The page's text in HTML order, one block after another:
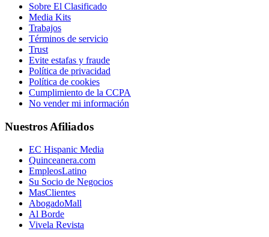
Sobre El Clasificado
Media Kits
Trabajos
Términos de servicio
Trust
Evite estafas y fraude
Política de privacidad
Política de cookies
Cumplimiento de la CCPA
No vender mi información
Nuestros Afiliados
EC Hispanic Media
Quinceanera.com
EmpleosLatino
Su Socio de Negocios
MasClientes
AbogadoMall
Al Borde
Vivela Revista